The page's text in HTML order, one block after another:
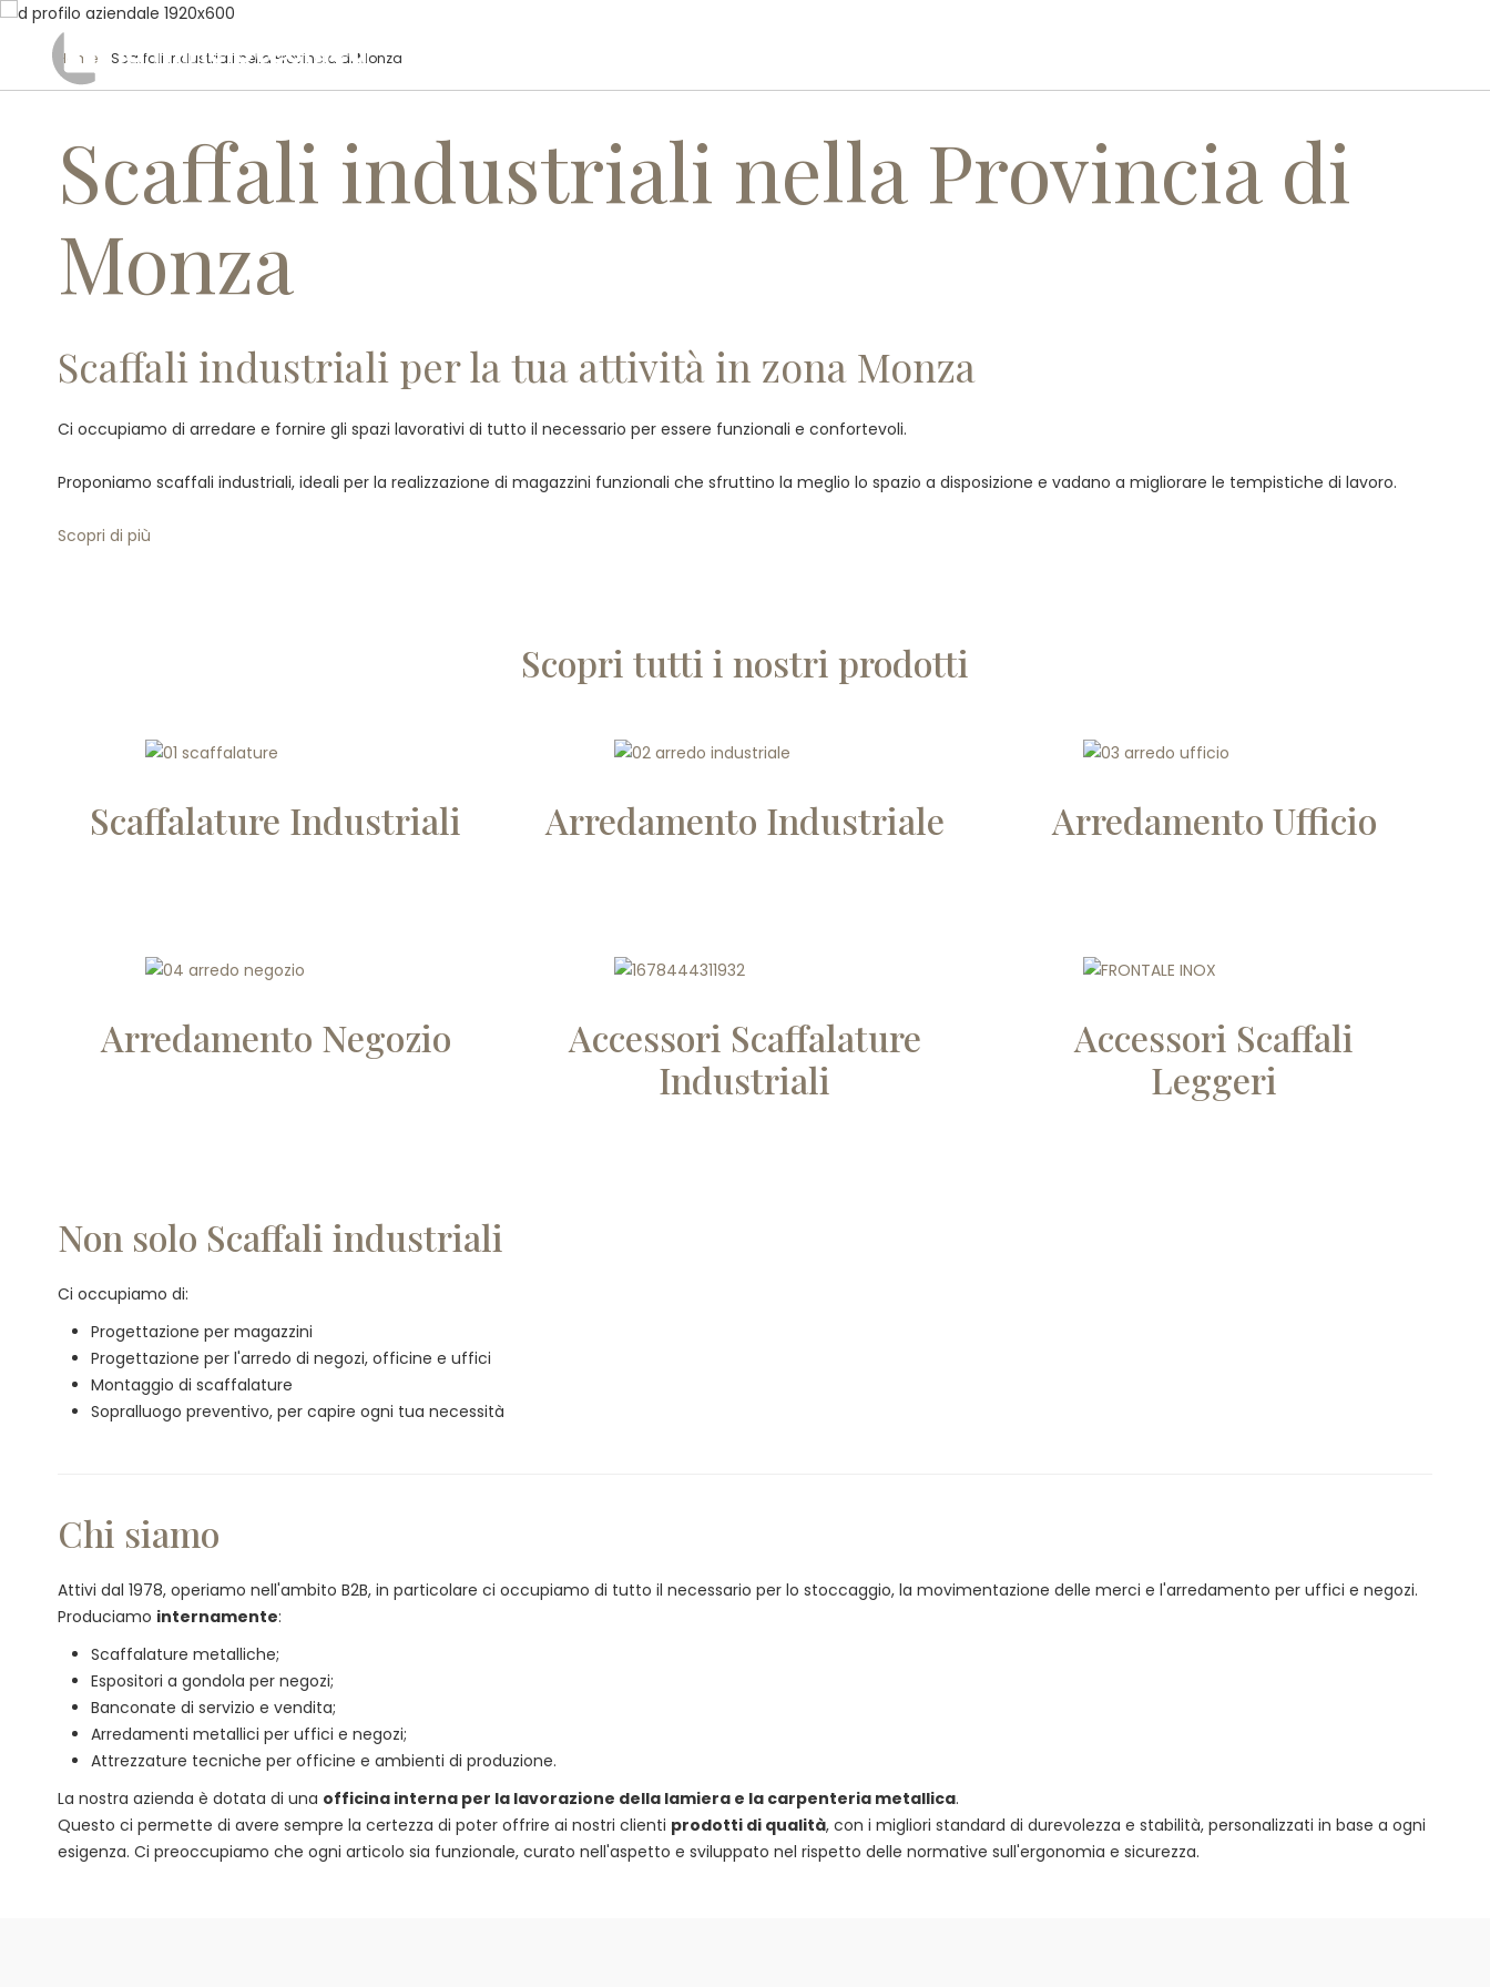
Home / Scaffali industriali nella Provincia di Monza
Scaffali industriali nella Provincia di
Monza
Scaffali industriali per la tua attività in zona Monza
Ci occupiamo di arredare e fornire gli spazi lavorativi di tutto il necessario per essere funzionali e confortevoli.
Proponiamo scaffali industriali, ideali per la realizzazione di magazzini funzionali che sfruttino la meglio lo spazio a disposizione e vadano a migliorare le tempistiche di lavoro.
Scopri di più
Scopri tutti i nostri prodotti
Scaffalature Industriali Arredamento Industriale Arredamento Ufficio
Arredamento Negozio
Accessori Scaffalature
Industriali
Accessori Scaffali
Leggeri
Non solo Scaffali industriali
Ci occupiamo di:
Progettazione per magazzini
Progettazione per l'arredo di negozi, officine e uffici
Montaggio di scaffalature
Sopralluogo preventivo, per capire ogni tua necessità
Chi siamo
Attivi dal 1978, operiamo nell'ambito B2B, in particolare ci occupiamo di tutto il necessario per lo stoccaggio, la movimentazione delle merci e l'arredamento per uffici e negozi.
Produciamo internamente:
Scaffalature metalliche;
Espositori a gondola per negozi;
Banconate di servizio e vendita;
Arredamenti metallici per uffici e negozi;
Attrezzature tecniche per officine e ambienti di produzione.
La nostra azienda è dotata di una officina interna per la lavorazione della lamiera e la carpenteria metallica.
Questo ci permette di avere sempre la certezza di poter offrire ai nostri clienti prodotti di qualità, con i migliori standard di durevolezza e stabilità, personalizzati in base a ogni
esigenza. Ci preoccupiamo che ogni articolo sia funzionale, curato nell'aspetto e sviluppato nel rispetto delle normative sull'ergonomia e sicurezza.